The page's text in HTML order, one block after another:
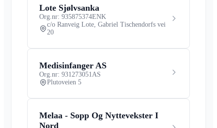
Lote Sjølvsanka
Org.nr: 935875374ENK
c/o Ranveig Lote, Gabriel Tischendorfs vei
20
Medisinfanger AS
Org.nr: 931273051 AS
Plutoveien 5
Melaa - Sopp Og Nyttevekster I
Nord